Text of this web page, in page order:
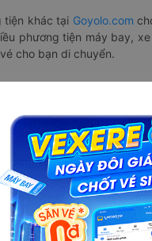
tiện khác tại Goyolo.com
phương tiện máy bay,
cho bạn di chuyển.
cao,
vụ